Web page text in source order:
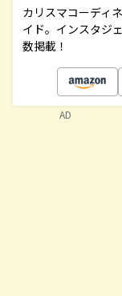
カリスマコーディ
イド。インスタジ
数掲載！
AD